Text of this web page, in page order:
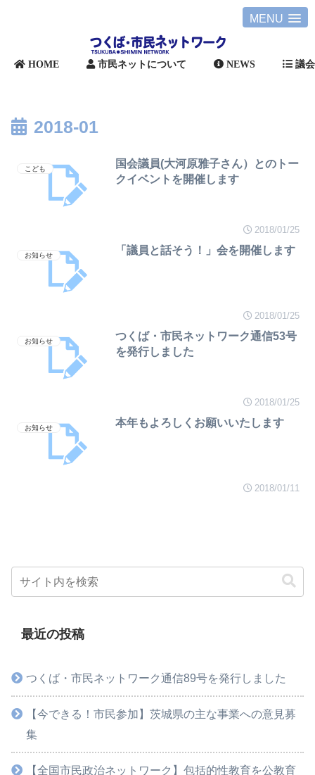
MENU
HOME 市民ネットについて NEWS 議会
2018-01
こども
国会議員(大河原雅子さん）とのトー
クイベントを開催します
2018/01/25
お知らせ 「議員と話そう！」会を開催します
2018/01/25
お知らせ
つくば・市民ネットワーク通信53号
を発行しました
2018/01/25
お知らせ 本年もよろしくお願いいたします
2018/01/11
最近の投稿
つくば・市民ネットワーク通信89号を発行しました
【今できる！市民参加】茨城県の主な事業への意見募
集
【全国市民政治ネットワーク】包括的性教育を公教育